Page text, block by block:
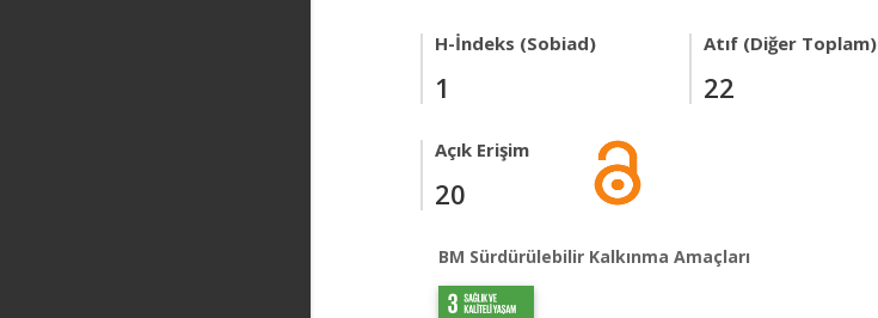
H-İndeks (Sobiad)
1
Atıf (Diğer Toplam)
22
Açık Erişim
20
BM Sürdürülebilir Kalkınma Amaçları